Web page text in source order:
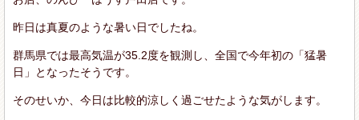
昨日は真夏のような暑い日でしたね。
群馬県では最高気温が35.2度を観測し、全国で今年初の「猛暑
日」となったそうです。
そのせいか、今日は比較的涼しく過ごせたような気がします。